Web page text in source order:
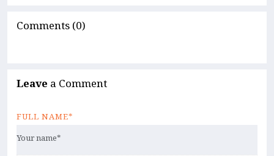
Comments (0)
Leave a Comment
FULL NAME*